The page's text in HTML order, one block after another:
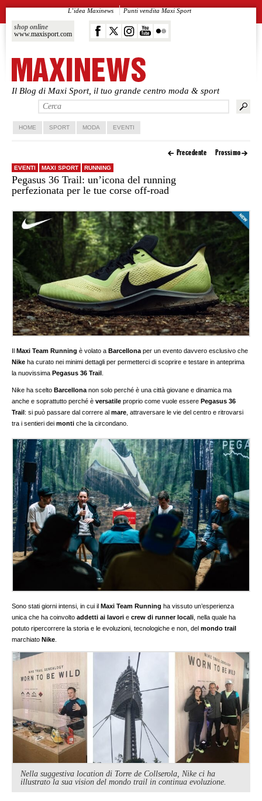
Il Blog di Maxi Sport, il tuo grande centro moda & sport
shop online
www.maxisport.com
L’idea Maxinews Punti vendita Maxi Sport
Vai al contenuto principale
Vai al contenuto secondario
HOME SPORT MODA EVENTI
Precedente Prossimo
EVENTI MAXI SPORT RUNNING
Pegasus 36 Trail: un’icona del running
perfezionata per le tue corse off-road
IlMaxi Team Running è volato aBarcellona per un evento davvero esclusivo che
Nike ha curato nei minimi dettagli per permetterci di scoprire e testare in anteprima
la nuovissimaPegasus 36 Trail
Nike ha sceltoBarcellona non solo perché è una città giovane e dinamica ma
anche e soprattutto perché èversatile proprio come vuole esserePegasus 36
Trail: si può passare dal correre almare , attraversare le vie del centro e ritrovarsi
tra i sentieri deimonti che la circondano.
Sono stati giorni intensi, in cui ilMaxi Team Running ha vissuto un’esperienza
unica che ha coinvoltoaddetti ai lavori ecrew di runner locali , nella quale ha
potuto ripercorrere la storia e le evoluzioni, tecnologiche e non, delmondo trail
marchiatoNike
Nella suggestiva location di Torre de Collserola, Nike ci ha
illustrato la sua vision del mondo trail in continua evoluzione.